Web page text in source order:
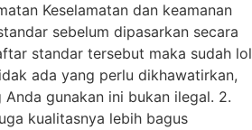
Keselamatan dan keamanan
sebelum dipasarkan secara
standar tersebut maka sudah
ada yang perlu dikhawatirkan,
gunakan ini bukan ilegal. 2.
kualitasnya lebih bagus